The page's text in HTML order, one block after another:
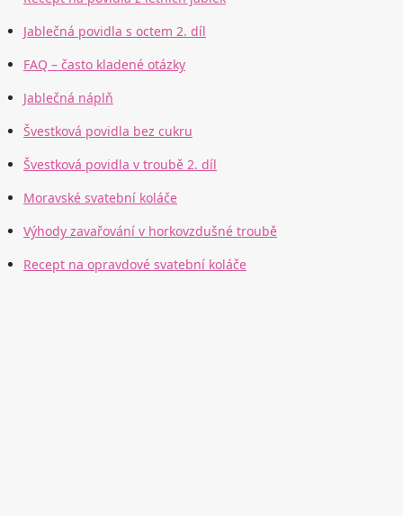
Jablečná povidla s octem 2. díl
FAQ – často kladené otázky
Jablečná náplň
Švestková povidla bez cukru
Švestková povidla v troubě 2. díl
Moravské svatební koláče
Výhody zavařování v horkovzdušné troubě
Recept na opravdové svatební koláče